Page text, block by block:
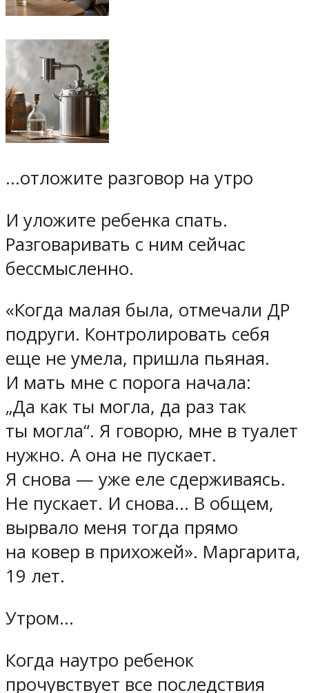
…отложите разговор на утро
И уложите ребенка спать.
Разговаривать с ним сейчас
бессмысленно.
«Когда малая была, отмечали ДР
подруги. Контролировать себя
еще не умела, пришла пьяная.
И мать мне с порога начала:
„Да как ты могла, да раз так
ты могла“. Я говорю, мне в туалет
нужно. А она не пускает.
Я снова — уже еле сдерживаясь.
Не пускает. И снова… В общем,
вырвало меня тогда прямо
на ковер в прихожей». Маргарита,
19 лет.
Утром…
Когда наутро ребенок
прочувствует все последствия